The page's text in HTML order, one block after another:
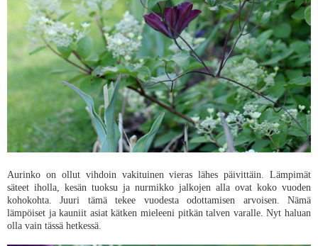
Aurinko on ollut vihdoin vakituinen vieras lähes päivittäin. Lämpimät
säteet iholla, kesän tuoksu ja nurmikko jalkojen alla ovat koko vuoden
kohokohta. Juuri tämä tekee vuodesta odottamisen arvoisen. Nämä
lämpöiset ja kauniit asiat kätken mieleeni pitkän talven varalle. Nyt haluan
olla vain tässä hetkessä.